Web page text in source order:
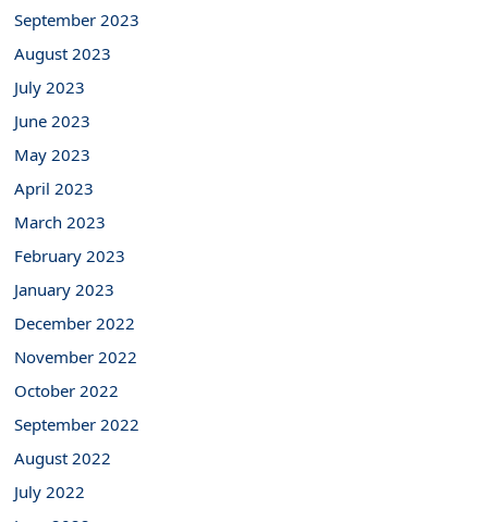
September 2023
August 2023
July 2023
June 2023
May 2023
April 2023
March 2023
February 2023
January 2023
December 2022
November 2022
October 2022
September 2022
August 2022
July 2022